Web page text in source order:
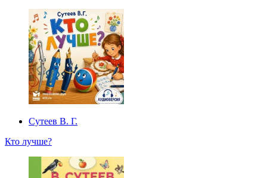
Сутеев В. Г.
Кто лучше?